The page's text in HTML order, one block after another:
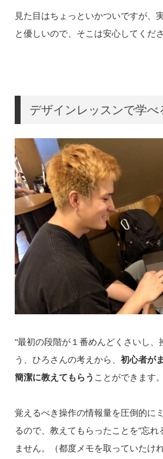
見た目はちょっといかついですが、
と優しいので、そこは安心してくだ
デザインレッスンで学べ
“最初の段階が１番めんどくさいし、
う、ひろさんの考えから、 初心者が
簡潔に教えてもらう ことができます。
覚えるべき操作の情報量を圧倒的に
るので、教えてもらったことを”忘れ
ません。（都度メモを取っていたけ